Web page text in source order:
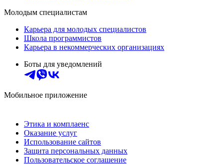
Молодым специалистам
Карьера для молодых специалистов
Школа программистов
Карьера в некоммерческих организациях
Боты для уведомлений
Мобильное приложение
Этика и комплаенс
Оказание услуг
Использование сайтов
Защита персональных данных
Пользовательское соглашение